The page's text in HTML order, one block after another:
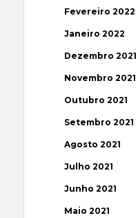
Fevereiro 2022
Janeiro 2022
Dezembro 2021
Novembro 2021
Outubro 2021
Setembro 2021
Agosto 2021
Julho 2021
Junho 2021
Maio 2021